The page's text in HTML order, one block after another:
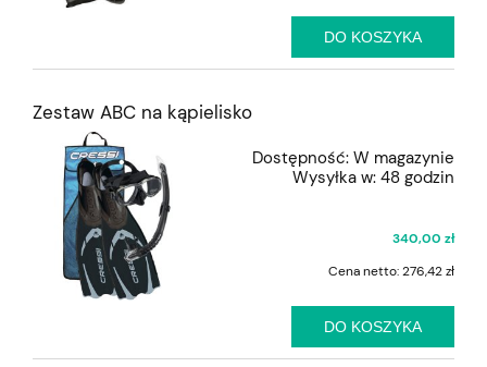
DO KOSZYKA
Zestaw ABC na kąpielisko
Dostępność: W magazynie
Wysyłka w: 48 godzin
340,00 zł
Cena netto:276,42 zł
DO KOSZYKA